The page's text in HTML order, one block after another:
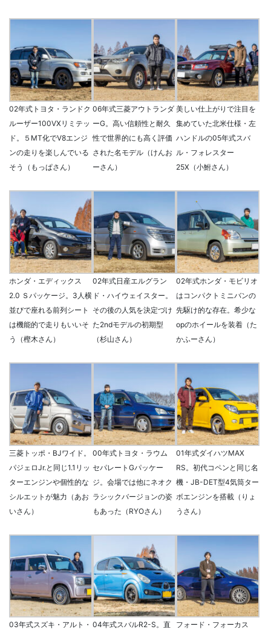
02年式トヨタ・ランドク
ルーザー100VXリミテッ
ド。５MT化でV8エンジ
ンの走りを楽しんでいる
そう（もっぱさん）
06年式三菱アウトランダ
ーG。高い信頼性と耐久
性で世界的にも高く評価
された名モデル（けんお
ーさん）
美しい仕上がりで注目を
集めていた北米仕様・左
ハンドルの05年式スバ
ル・フォレスター
25X（小鮒さん）
ホンダ・エディックス
2.0 Ｓパッケージ。3人横
並びで座れる前列シート
は機能的で走りもいいそ
う（樫木さん）
02年式日産エルグラン
ド・ハイウェイスター。
その後の人気を決定づけ
た2ndモデルの初期型
（杉山さん）
02年式ホンダ・モビリオ
はコンパクトミニバンの
先駆け的な存在。希少な
opのホイールを装着（た
かふーさん）
三菱トッポ・BJワイド。
パジェロJr.と同じ1.1リッ
ターエンジンや個性的な
シルエットが魅力（あお
いさん）
00年式トヨタ・ラウム
セパレートGパッケー
ジ。会場では他にネオク
ラシックバージョンの姿
もあった（RYOさん）
01年式ダイハツMAX
RS。初代コペンと同じ名
機・JB-DET型4気筒ター
ボエンジンを搭載（りょ
うさん）
03年式スズキ・アルト・ 04年式スバルR2-S。直 フォード・フォーカス